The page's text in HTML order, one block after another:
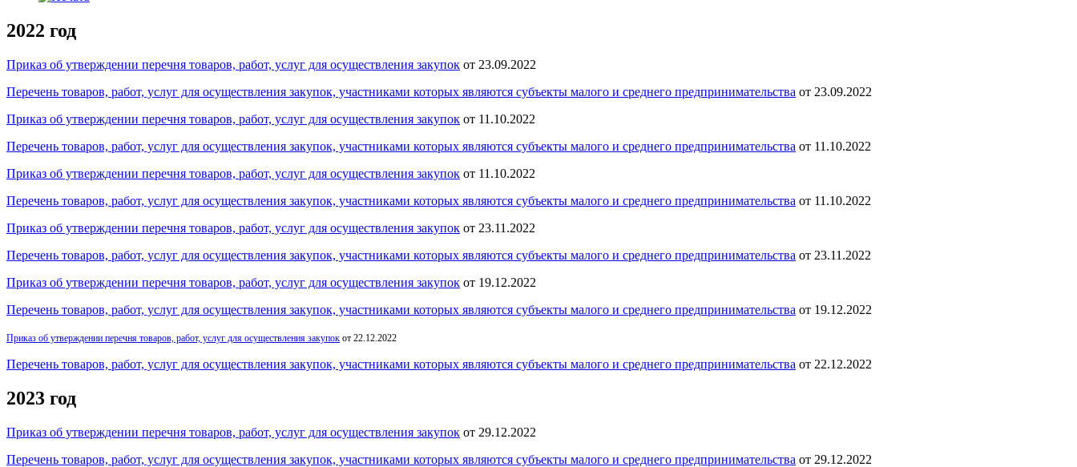
2022 год
Приказ об утверждении перечня товаров, работ, услуг для осуществления закупок от 23.09.2022
Перечень товаров, работ, услуг для осуществления закупок, участниками которых являются субъекты малого и среднего предпринимательства от 23.09.2022
Приказ об утверждении перечня товаров, работ, услуг для осуществления закупок от 11.10.2022
Перечень товаров, работ, услуг для осуществления закупок, участниками которых являются субъекты малого и среднего предпринимательства от 11.10.2022
Приказ об утверждении перечня товаров, работ, услуг для осуществления закупок от 11.10.2022
Перечень товаров, работ, услуг для осуществления закупок, участниками которых являются субъекты малого и среднего предпринимательства от 11.10.2022
Приказ об утверждении перечня товаров, работ, услуг для осуществления закупок от 23.11.2022
Перечень товаров, работ, услуг для осуществления закупок, участниками которых являются субъекты малого и среднего предпринимательства от 23.11.2022
Приказ об утверждении перечня товаров, работ, услуг для осуществления закупок от 19.12.2022
Перечень товаров, работ, услуг для осуществления закупок, участниками которых являются субъекты малого и среднего предпринимательства от 19.12.2022
Приказ об утверждении перечня товаров, работ, услуг для осуществления закупок от 22.12.2022
Перечень товаров, работ, услуг для осуществления закупок, участниками которых являются субъекты малого и среднего предпринимательства от 22.12.2022
2023 год
Приказ об утверждении перечня товаров, работ, услуг для осуществления закупок от 29.12.2022
Перечень товаров, работ, услуг для осуществления закупок, участниками которых являются субъекты малого и среднего предпринимательства от 29.12.2022